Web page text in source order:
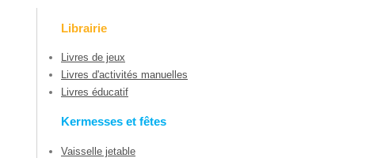
Librairie
Livres de jeux
Livres d'activités manuelles
Livres éducatif
Kermesses et fêtes
Vaisselle jetable